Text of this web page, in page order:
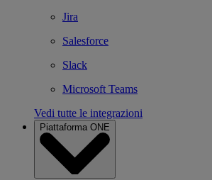
Jira
Salesforce
Slack
Microsoft Teams
Vedi tutte le integrazioni
Piattaforma ONE